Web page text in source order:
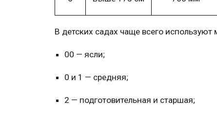
В детских садах чаще всего используют
00 — ясли;
0 и 1 — средняя;
2 — подготовительная и старшая;